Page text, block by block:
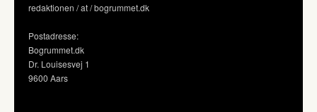
redaktionen / at / bogrummet.dk
Postadresse:
Bogrummet.dk
Dr. Louisesvej 1
9600 Aars